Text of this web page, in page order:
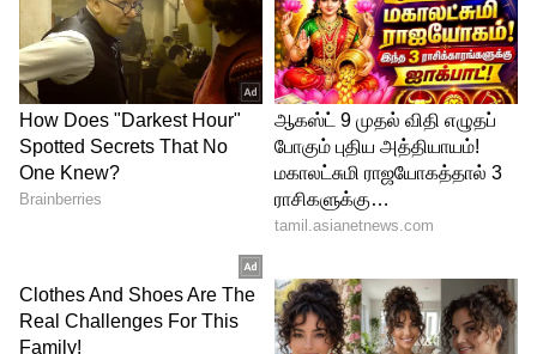
ஏசியாநெட் தமிழ் செய்திகளை உடனுக்கு
உடன் Whatsapp Channel-லில்
பெறுவதற்கு கீழே கொடுக்கப்பட்டு
இருக்கும் லிங்குடன் இணைந்து
இருக்கவும்.